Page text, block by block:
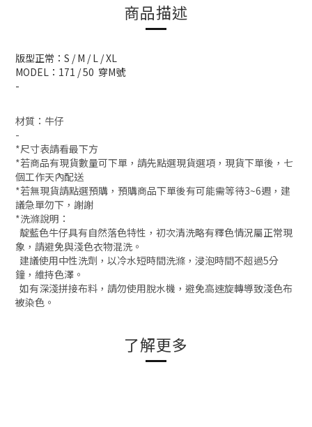
商品描述
版型正常： S / M / L / XL
MODEL： 171 / 50 穿M號
-
材質：牛仔
-
*尺寸表請看最下方
*若商品有現貨數量可下單，請先點選現貨選項，現貨下單後，七
個工作天內配送
*若無現貨請點選預購，預購商品下單後有可能需等待3~6週，建
議急單勿下，謝謝
*洗滌說明：
靛藍色牛仔具有自然落色特性，初次清洗略有釋色情況屬正常現
象，請避免與淺色衣物混洗。
建議使用中性洗劑，以冷水短時間洗滌，浸泡時間不超過5分
鐘，維持色澤。
如有深淺拼接布料，請勿使用脫水機，避免高速旋轉導致淺色布
被染色。
了解更多